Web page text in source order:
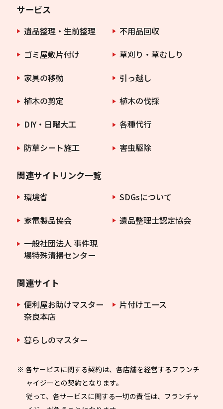
サービス
遺品整理・生前整理
不用品回収
ゴミ屋敷片付け
草刈り・草むしり
家具の移動
引っ越し
植木の剪定
植木の伐採
DIY・日曜大工
各種代行
防草シート施工
害虫駆除
関連サイトリンク一覧
環境省
SDGsについて
家電製品協会
遺品整理士認定協会
一般社団法人 事件現
場特殊清掃センター
関連サイト
便利屋お助けマスター
奈良本店
片付けエース
暮らしのマスター
※ 各サービスに関する契約は、各店舗を経営するフランチ
ャイジーとの契約となります。
従って、各サービスに関する一切の責任は、フランチャ